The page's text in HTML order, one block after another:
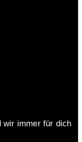
wir immer für dich